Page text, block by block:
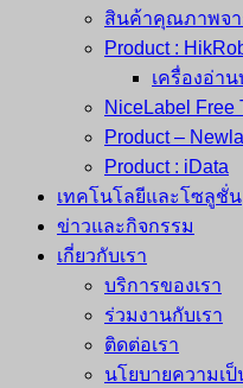
สินค้าคุณภาพจา
Product :
เครื่องอ่า
NiceLabel Free
Product –
Product : iData
เทคโนโลยีและโซลูชั่น
ข่าวและกิจกรรม
เกี่ยวกับเรา
บริการของเรา
ร่วมงานกับเรา
ติดต่อเรา
นโยบายความเ